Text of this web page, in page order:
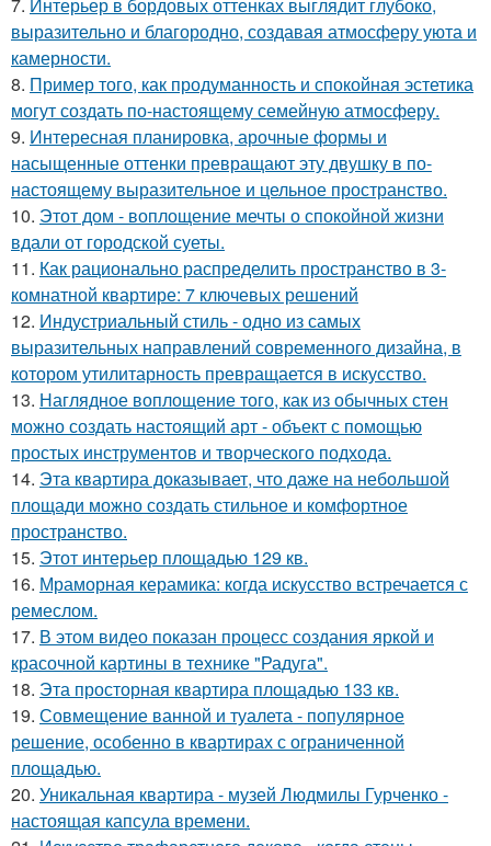
выразительно и благородно, создавая атмосферу уюта и
камерности.
8. Пример того, как продуманность и спокойная эстетика
могут создать по-настоящему семейную атмосферу.
9. Интересная планировка, арочные формы и
насыщенные оттенки превращают эту двушку в по-
настоящему выразительное и цельное пространство.
10. Этот дом - воплощение мечты о спокойной жизни
вдали от городской суеты.
11. Как рационально распределить пространство в 3-
комнатной квартире: 7 ключевых решений
12. Индустриальный стиль - одно из самых
выразительных направлений современного дизайна, в
котором утилитарность превращается в искусство.
13. Наглядное воплощение того, как из обычных стен
можно создать настоящий арт - объект с помощью
простых инструментов и творческого подхода.
14. Эта квартира доказывает, что даже на небольшой
площади можно создать стильное и комфортное
пространство.
15. Этот интерьер площадью 129 кв.
16. Мраморная керамика: когда искусство встречается с
ремеслом.
17. В этом видео показан процесс создания яркой и
красочной картины в технике "Радуга".
18. Эта просторная квартира площадью 133 кв.
19. Совмещение ванной и туалета - популярное
решение, особенно в квартирах с ограниченной
площадью.
20. Уникальная квартира - музей Людмилы Гурченко -
настоящая капсула времени.